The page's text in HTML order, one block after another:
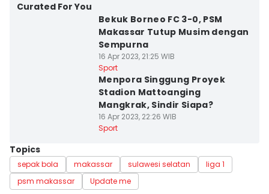
Curated For You
Bekuk Borneo FC 3-0, PSM
Makassar Tutup Musim dengan
Sempurna
16 Apr 2023, 21:25 WIB
Sport
Menpora Singgung Proyek
Stadion Mattoanging
Mangkrak, Sindir Siapa?
16 Apr 2023, 22:26 WIB
Sport
Topics
sepak bola makassar sulawesi selatan
liga 1
psm makassar
Update me